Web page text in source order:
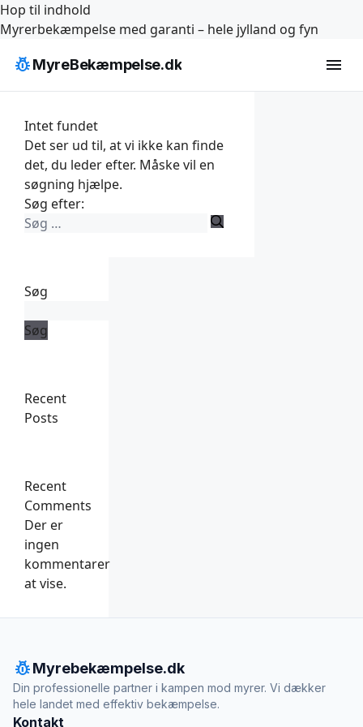
Hop til indhold
Myrerbekæmpelse med garanti – hele jylland og fyn
pest_controlMyreBekæmpelse.dk menu
Intet fundet
Det ser ud til, at vi ikke kan finde
det, du leder efter. Måske vil en
søgning hjælpe.
Søg efter:
Søg
Søg
Recent
Posts
Recent
Comments
Der er
ingen
kommentarer
at vise.
pest_controlMyrebekæmpelse.dk
Din professionelle partner i kampen mod myrer. Vi dækker
hele landet med effektiv bekæmpelse.
Kontakt